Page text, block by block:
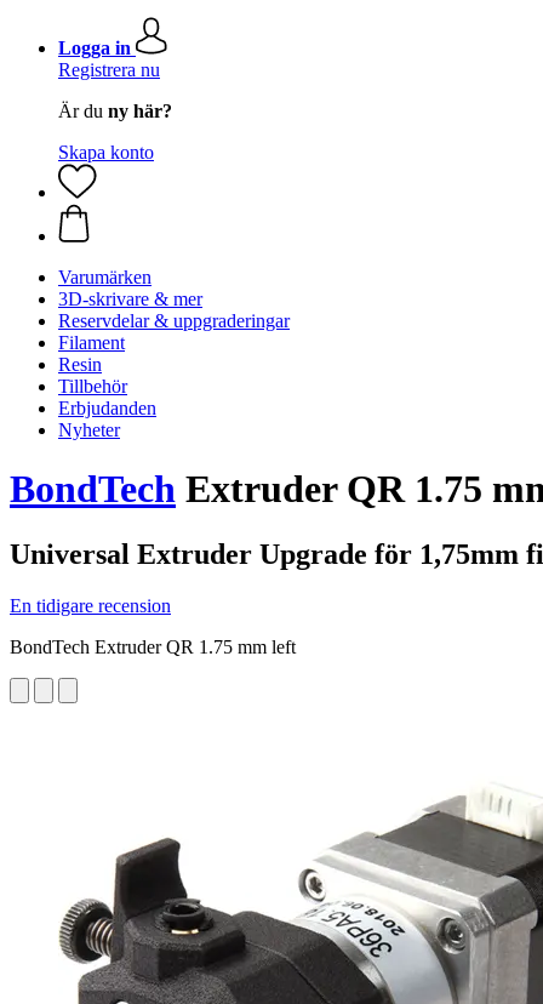
Logga in
Registrera nu
Är du ny här?
Skapa konto
Varumärken
3D-skrivare & mer
Reservdelar & uppgraderingar
Filament
Resin
Tillbehör
Erbjudanden
Nyheter
BondTech Extruder QR 1.75
Universal Extruder Upgrade för 1,75mm
En tidigare recension
BondTech Extruder QR 1.75 mm left